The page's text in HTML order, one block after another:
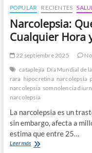
POPULAR RECIENTES
Narcolepsia:
Cualquier Hora
22 septiembre 2025
cataplejía Día Mundial de
rara hipocretina narcolepsia
narcolepsia somnolencia
narcolepsia
La narcolepsia es un
sin embargo, afecta a
estima que entre 25…
Leer másNarcolepsia: